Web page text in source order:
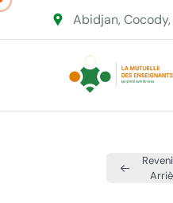
Abidjan,